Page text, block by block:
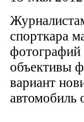
спорткара
объективы
вариант
автомобиль